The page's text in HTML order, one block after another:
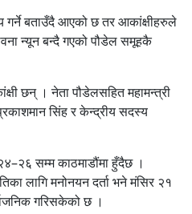
बताउँदै आएको छ तर आकांक्षीहरुले
न्यून बन्दै गएको पौडेल समूहकै
छन् । नेता पौडेलसहित महामन्त्री
सिंह र केन्द्रीय सदस्य
सम्म काठमाडौंमा हुँदैछ ।
लागि मनोनयन दर्ता भने मंसिर २१
गरिसकेको छ ।